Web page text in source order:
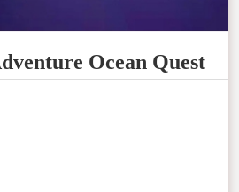
Ocean Quest